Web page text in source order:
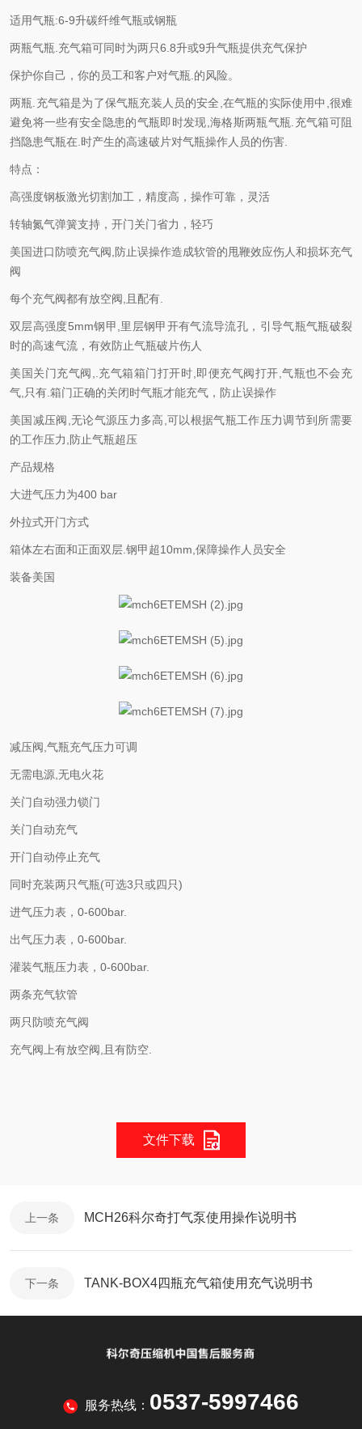
适用气瓶:6-9升碳纤维气瓶或钢瓶
两瓶气瓶.充气箱可同时为两只6.8升或9升气瓶提供充气保护
保护你自己，你的员工和客户对气瓶.的风险。
两瓶.充气箱是为了保气瓶充装人员的安全,在气瓶的实际使用中,很难
避免将一些有安全隐患的气瓶即时发现,海格斯两瓶气瓶.充气箱可阻
挡隐患气瓶在.时产生的高速破片对气瓶操作人员的伤害.
特点：
高强度钢板激光切割加工，精度高，操作可靠，灵活
转轴氮气弹簧支持，开门关门省力，轻巧
美国进口防喷充气阀,防止误操作造成软管的甩鞭效应伤人和损坏充气
阀
每个充气阀都有放空阀,且配有.
双层高强度5mm钢甲,里层钢甲开有气流导流孔，引导气瓶气瓶破裂
时的高速气流，有效防止气瓶破片伤人
美国关门充气阀,.充气箱箱门打开时,即便充气阀打开,气瓶也不会充
气,只有.箱门正确的关闭时气瓶才能充气，防止误操作
美国减压阀,无论气源压力多高,可以根据气瓶工作压力调节到所需要
的工作压力,防止气瓶超压
产品规格
大进气压力为400 bar
外拉式开门方式
箱体左右面和正面双层.钢甲超10mm,保障操作人员安全
装备美国
减压阀,气瓶充气压力可调
无需电源,无电火花
关门自动强力锁门
关门自动充气
开门自动停止充气
同时充装两只气瓶(可选3只或四只)
进气压力表，0-600bar.
出气压力表，0-600bar.
灌装气瓶压力表，0-600bar.
两条充气软管
两只防喷充气阀
充气阀上有放空阀,且有防空.
文件下载
上一条 MCH26科尔奇打气泵使用操作说明书
下一条 TANK-BOX4四瓶充气箱使用充气说明书
服务热线： 0537-5997466